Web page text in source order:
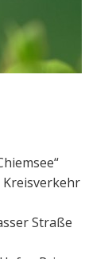
Kreisverkehr
Straße